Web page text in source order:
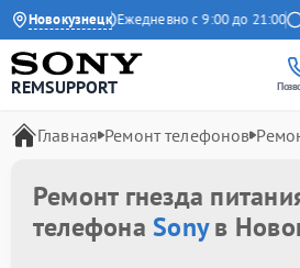
Новокузнецк
на Яндекс Ежедневно с 9:00 до 21:00
REMSUPPORT
Главная Ремонт телефонов
Ремонт гнезда
телефонаSonyв